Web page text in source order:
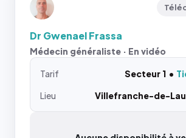
Dr Gwenael Frassa
Médecin généraliste · En vidéo
Tarif Secteur 1
Lieu
Villefranche-de-